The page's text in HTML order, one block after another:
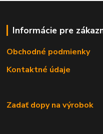
Informácie pre
Obchodné podmienky
Kontaktné údaje
Zadať dopy na výrobok